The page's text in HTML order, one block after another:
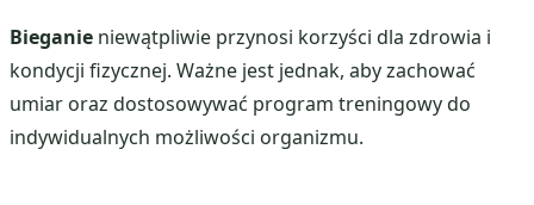
Bieganie niewątpliwie przynosi korzyści dla zdrowia i
kondycji fizycznej. Ważne jest jednak, aby zachować
umiar oraz dostosowywać program treningowy do
indywidualnych możliwości organizmu.